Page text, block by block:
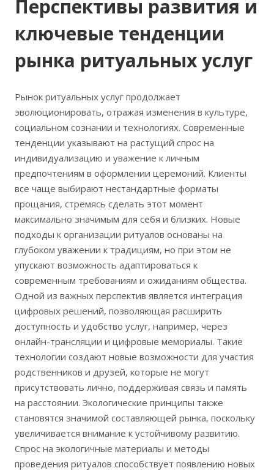
Перспективы развития и
ключевые тенденции
рынка ритуальных услуг
Рынок ритуальных услуг продолжает
эволюционировать, отражая изменения в культуре,
социальном сознании и технологиях. Современные
тенденции указывают на растущий спрос на
индивидуализацию и уважение к личным
предпочтениям в оформлении церемоний. Клиенты
все чаще выбирают нестандартные форматы
прощания, стремясь сделать этот момент
максимально значимым для себя и близких. Новые
подходы к организации ритуалов основаны на
глубоком уважении к традициям, но при этом не
упускают возможность адаптироваться к
современным требованиям и ожиданиям общества.
Одной из важных перспектив является интеграция
цифровых решений, позволяющая расширить
доступность и удобство услуг, например, через
онлайн-трансляции и цифровые мемориалы. Такие
технологии создают новые возможности для участия
родственников и друзей, которые не могут
присутствовать лично, поддерживая связь и память
на расстоянии. Экологические принципы также
становятся значимой составляющей рынка, поскольку
увеличивается внимание к устойчивому развитию.
Спрос на экологичные материалы и методы
проведения ритуалов способствует появлению новых